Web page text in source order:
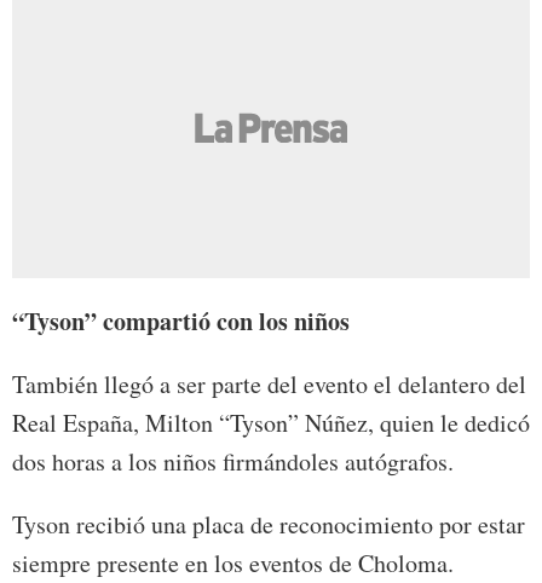
“Tyson” compartió con los niños
También llegó a ser parte del evento el delantero del
Real España, Milton “Tyson” Núñez, quien le dedicó
dos horas a los niños firmándoles autógrafos.
Tyson recibió una placa de reconocimiento por estar
siempre presente en los eventos de Choloma.